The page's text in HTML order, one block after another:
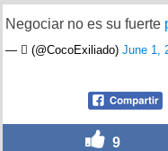
Negociar no es su fuerte
— ‏️ٓ‏️ (@CocoExiliado) June 1,
9